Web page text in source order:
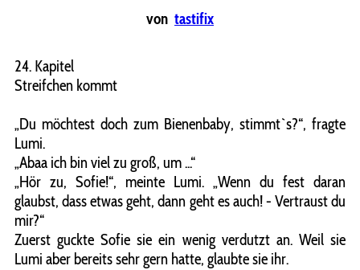
von tastifix
24. Kapitel
Streifchen kommt
„Du möchtest doch zum Bienenbaby, stimmt`s?“, fragte
Lumi.
„Abaa ich bin viel zu groß, um ...“
„Hör zu, Sofie!“, meinte Lumi. „Wenn du fest daran
glaubst, dass etwas geht, dann geht es auch! - Vertraust du
mir?“
Zuerst guckte Sofie sie ein wenig verdutzt an. Weil sie
Lumi aber bereits sehr gern hatte, glaubte sie ihr.